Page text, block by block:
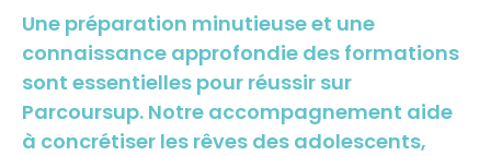
Une préparation minutieuse et une
connaissance approfondie des formations
sont essentielles pour réussir sur
Parcoursup. Notre accompagnement aide
à concrétiser les rêves des adolescents,